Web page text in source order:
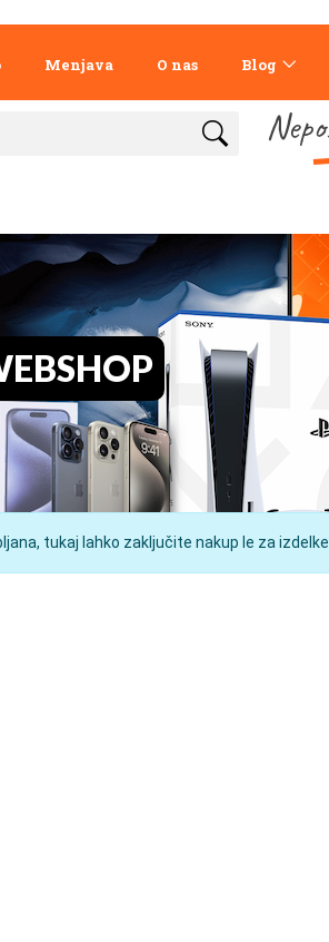
Menjava O nas Blog
tukaj lahko zaključite nakup le za